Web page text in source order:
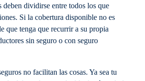
deben dividirse entre todos los que
Si la cobertura disponible no es
que tenga que recurrir a su propia
sin seguro o con seguro
no facilitan las cosas. Ya sea tu